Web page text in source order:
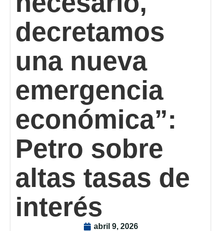
decretamos
una nueva
emergencia
económica”:
Petro sobre
altas tasas de
interés
abril 9, 2026